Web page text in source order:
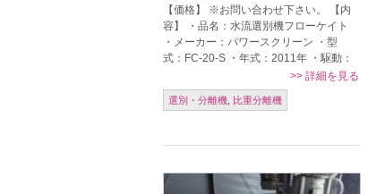
【価格】 ※お問い合わせ下さい。 【内
容】 ・品名：水流選別機フローケイト
・メーカー：パワースクリーン ・型
式：FC-20-S ・年式：2011年 ・駆動：
400V ・処理能力：76m3/h ※カタログ
値 ・水使用量： […]
>> 詳細を見る
選別・分離機, 比重分離機